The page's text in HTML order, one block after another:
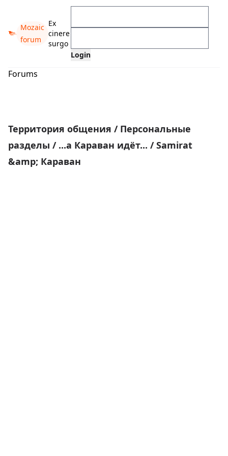
Mozaic
forum
Ex
cinere
surgo
Forums
Территория общения / Персональные
разделы / ...а Караван идёт... /Samirat
&amp; Караван